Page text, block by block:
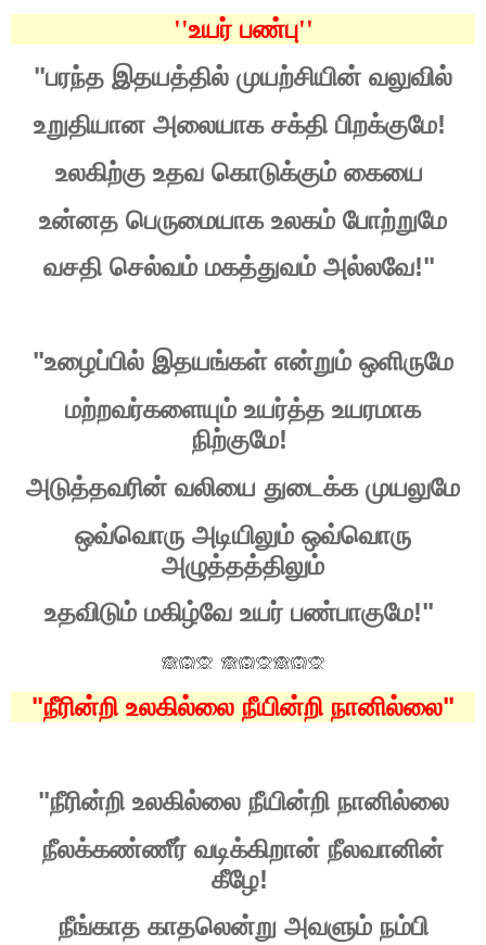
''உயர் பண்பு''
"பரந்த இதயத்தில் முயற்சியின் வலுவில்
உறுதியான அலையாக சக்தி பிறக்குமே!
உலகிற்கு உதவ கொடுக்கும் கையை
உன்னத பெருமையாக உலகம் போற்றுமே
வசதி செல்வம் மகத்துவம் அல்லவே!"
"உழைப்பில் இதயங்கள் என்றும் ஒளிருமே
மற்றவர்களையும் உயர்த்த உயரமாக
நிற்குமே!
அடுத்தவரின் வலியை துடைக்க முயலுமே
ஒவ்வொரு அடியிலும் ஒவ்வொரு
அழுத்தத்திலும்
உதவிடும் மகிழ்வே உயர் பண்பாகுமே!"
🙈🙉🙊 🙈🙉🙊🙈🙉🙊
"நீரின்றி உலகில்லை நீயின்றி நானில்லை"
"நீரின்றி உலகில்லை நீயின்றி நானில்லை
நீலக்கண்ணீர் வடிக்கிறான் நீலவானின்
கீழே!
நீங்காத காதலென்று அவளும் நம்பி